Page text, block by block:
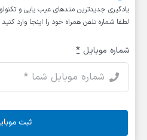
یادگیری جدیدترین متد‌های عیب یابی‌ و
لطفا شماره تلفن همراه خود را اینجا وارد کنید
شماره موبایل *
ثبت